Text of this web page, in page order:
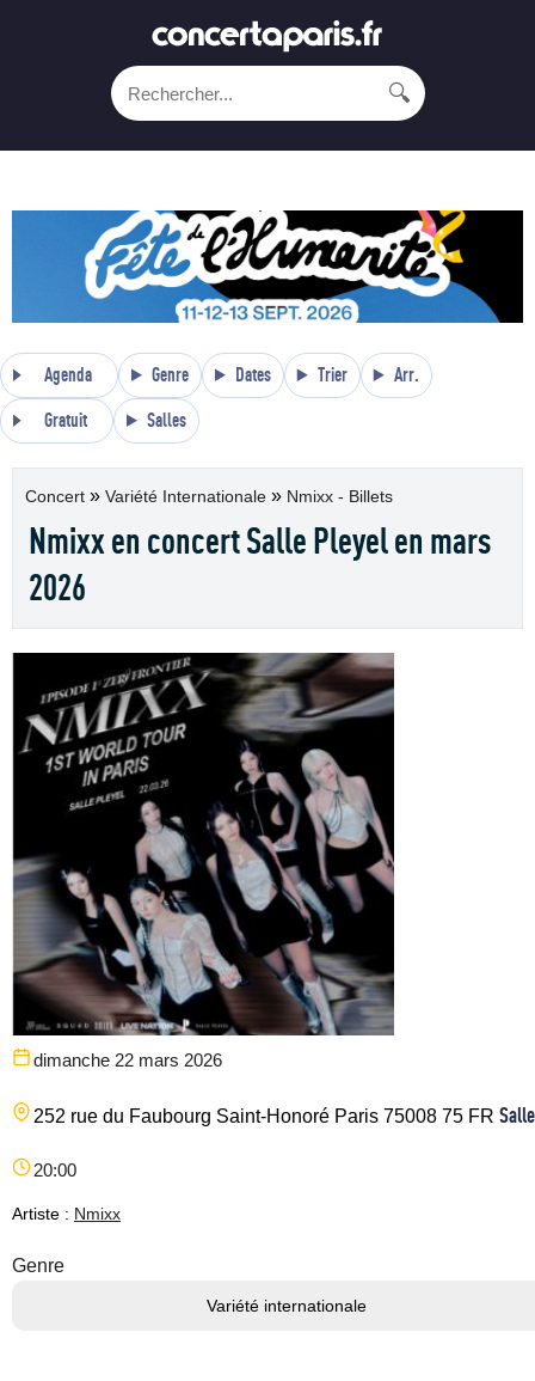
🔍
Agenda Genre Dates Trier Arr.
Gratuit Salles
Concert » Variété Internationale » Nmixx - Billets
Nmixx en concert Salle Pleyel en mars
2026
dimanche 22 mars 2026
252 rue du Faubourg Saint-Honoré Paris 75008 75 FR
20:00
Artiste : Nmixx
Genre
Variété internationale